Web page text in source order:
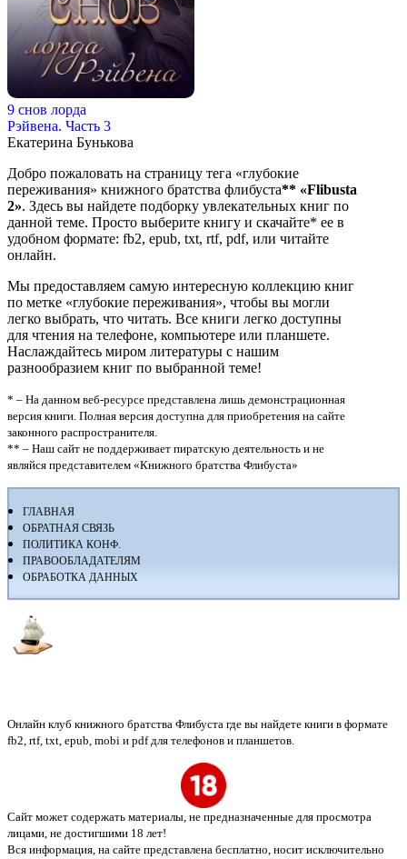
9 снов лорда
Рэйвена. Часть 3
Екатерина Бунькова
Добро пожаловать на страницу тега «глубокие
переживания» книжного братства флибуста** «Flibusta
2». Здесь вы найдете подборку увлекательных книг по
данной теме. Просто выберите книгу и скачайте* ее в
удобном формате: fb2, epub, txt, rtf, pdf, или читайте
онлайн.
Мы предоставляем самую интересную коллекцию книг
по метке «глубокие переживания», чтобы вы могли
легко выбрать, что читать. Все книги легко доступны
для чтения на телефоне, компьютере или планшете.
Наслаждайтесь миром литературы с нашим
разнообразием книг по выбранной теме!
* – На данном веб-ресурсе представлена лишь демонстрационная
версия книги. Полная версия доступна для приобретения на сайте
законного распространителя.
** – Наш сайт не поддерживает пиратскую деятельность и не
являйся представителем «Книжного братства Флибуста»
ГЛАВНАЯ
ОБРАТНАЯ СВЯЗЬ
ПОЛИТИКА КОНФ.
ПРАВООБЛАДАТЕЛЯМ
ОБРАБОТКА ДАННЫХ
Онлайн клуб книжного братства Флибуста где вы найдете книги в формате
fb2, rtf, txt, epub, mobi и pdf для телефонов и планшетов.
Сайт может содержать материалы, не предназначенные для просмотра
лицами, не достигшими 18 лет!
Вся информация, на сайте представлена бесплатно, носит исключительно